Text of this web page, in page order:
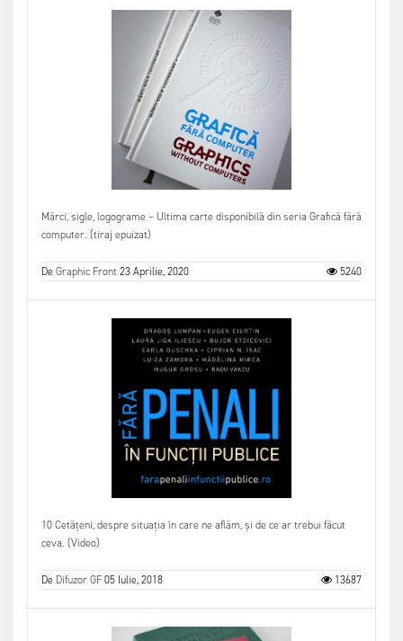
Mărci, sigle, logograme – Ultima carte disponibilă din seria Grafică fără
computer. (tiraj epuizat)
DeGraphic Front23 Aprilie, 2020 5240
10 Cetățeni, despre situația în care ne aflăm, și de ce ar trebui făcut
ceva. (Video)
De Difuzor GF05 Iulie, 2018 13687